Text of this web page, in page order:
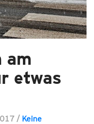
am
etwas
/ Keine